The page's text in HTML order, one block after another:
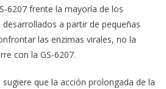
6207 frente la mayoría de los
a partir de pequeñas
las enzimas virales, no la
con la GS-6207.
que la acción prolongada de la